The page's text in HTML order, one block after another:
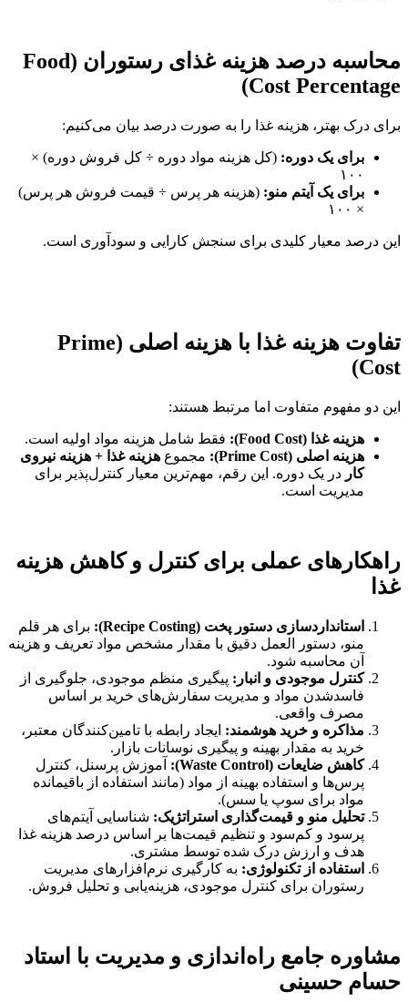
محاسبه درصد هزینه غذای رستوران (Food
Cost Percentage)
برای درک بهتر، هزینه غذا را به صورت درصد بیان می‌کنیم:
برای یک دوره: (کل هزینه مواد دوره ÷ کل فروش دوره) ×
۱۰۰
برای یک آیتم منو: (هزینه هر پرس ÷ قیمت فروش هر پرس)
× ۱۰۰
این درصد معیار کلیدی برای سنجش کارایی و سودآوری است.
تفاوت هزینه غذا با هزینه اصلی (Prime
Cost)
این دو مفهوم متفاوت اما مرتبط هستند:
هزینه غذا (Food Cost):
فقط شامل هزینه مواد اولیه است.
هزینه اصلی (Prime Cost):
مجموع هزینه غذا + هزینه نیروی
کار در یک دوره. این رقم، مهم‌ترین معیار کنترل‌پذیر برای
مدیریت است.
راهکارهای عملی برای کنترل و کاهش هزینه
غذا
استانداردسازی دستور پخت (Recipe Costing):
برای هر قلم
منو، دستور العمل دقیق با مقدار مشخص مواد تعریف و هزینه
آن محاسبه شود.
کنترل موجودی و انبار: پیگیری منظم موجودی، جلوگیری از
فاسدشدن مواد و مدیریت سفارش‌های خرید بر اساس
مصرف واقعی.
مذاکره و خرید هوشمند: ایجاد رابطه با تامین‌کنندگان معتبر،
خرید به مقدار بهینه و پیگیری نوسانات بازار.
کاهش ضایعات (Waste Control):
آموزش پرسنل، کنترل
پرس‌ها و استفاده بهینه از مواد (مانند استفاده از باقیمانده
مواد برای سوپ یا سس).
تحلیل منو و قیمت‌گذاری استراتژیک: شناسایی آیتم‌های
پرسود و کم‌سود و تنظیم قیمت‌ها بر اساس درصد هزینه غذا
هدف و ارزش درک شده توسط مشتری.
استفاده از تکنولوژی: به کارگیری نرم‌افزارهای مدیریت
رستوران برای کنترل موجودی، هزینه‌یابی و تحلیل فروش.
مشاوره جامع راه‌اندازی و مدیریت با استاد
حسام حسینی